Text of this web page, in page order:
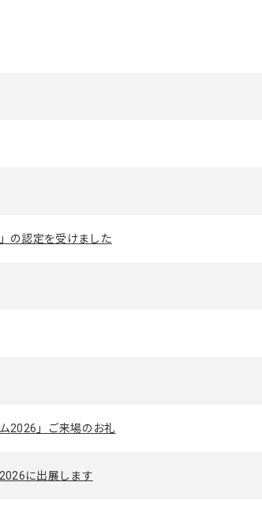
の認定を受けました
2026」ご来場のお礼
に出展します